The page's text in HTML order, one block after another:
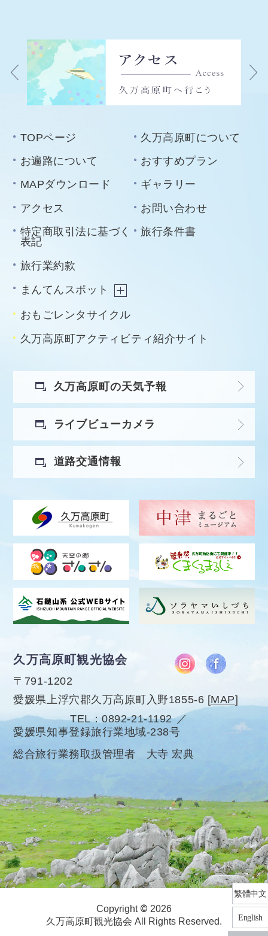
繁體中文
English
TOPページ
久万高原町について
お遍路について
おすすめプラン
MAPダウンロード
ギャラリー
アクセス
お問い合わせ
特定商取引法に基づく
表記
旅行条件書
旅行業約款
まんてんスポット
おもごレンタサイクル
久万高原町アクティビティ紹介サイト
久万高原町の天気予報
ライブビューカメラ
道路交通情報
久万高原町観光協会
〒791-1202
愛媛県上浮穴郡久万高原町入野1855-6 [MAP]
TEL
0892-21-1192
愛媛県知事登録旅行業地域-238号
総合旅行業務取扱管理者 大寺 宏典
Copyright © 2026
久万高原町観光協会 All Rights Reserved.